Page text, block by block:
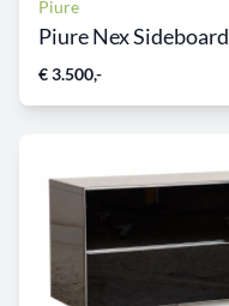
Piure
Piure Nex Sideboard
€ 3.500,-